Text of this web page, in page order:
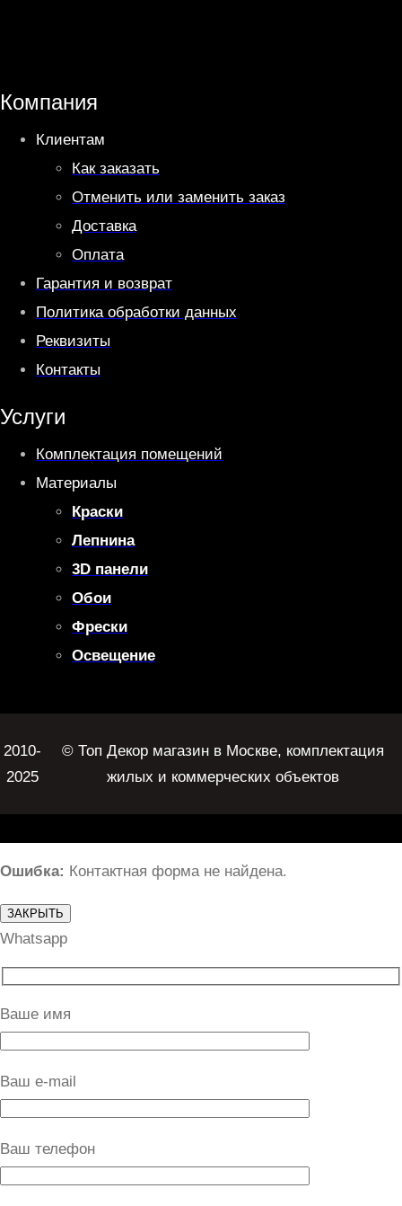
p
p
a
m
Компания
Клиентам
Как заказать
Отменить или заменить заказ
Доставка
Оплата
Гарантия и возврат
Политика обработки данных
Реквизиты
Контакты
Услуги
Комплектация помещений
Материалы
Краски
Лепнина
3D панели
Обои
Фрески
Освещение
2010-
2025
© Топ Декор магазин в Москве, комплектация
жилых и коммерческих объектов
Ошибка: Контактная форма не найдена.
ЗАКРЫТЬ
Whatsapp
Ваше имя
Ваш e-mail
Ваш телефон